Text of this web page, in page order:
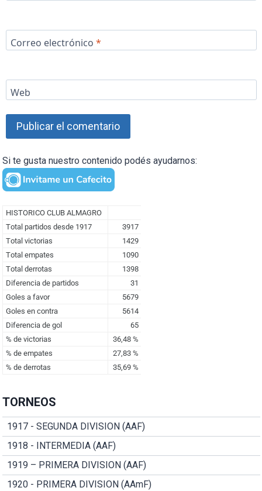
Correo electrónico *
Web
Si te gusta nuestro contenido podés ayudarnos:
TORNEOS
1917 - SEGUNDA DIVISION (AAF)
1918 - INTERMEDIA (AAF)
1919 – PRIMERA DIVISION (AAF)
1920 - PRIMERA DIVISION (AAmF)